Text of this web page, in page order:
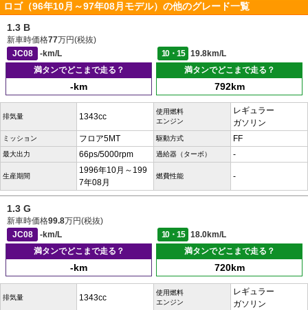
ロゴ（96年10月～97年08月モデル）の他のグレード一覧
1.3 B
新車時価格77万円(税抜)
JC08
-km/L 10・15
19.8km/L
満タンでどこまで走る？
-km
満タンでどこまで走る？
792km
排気量 1343cc
使用燃料
エンジン
レギュラー
ガソリン
ミッション フロア5MT 駆動方式 FF
最大出力 66ps/5000rpm 過給器（ターボ） -
生産期間
1996年10月～199
7年08月
燃費性能 -
1.3 G
新車時価格99.8万円(税抜)
JC08
-km/L 10・15
18.0km/L
満タンでどこまで走る？
-km
満タンでどこまで走る？
720km
排気量 1343cc
使用燃料
エンジン
レギュラー
ガソリン